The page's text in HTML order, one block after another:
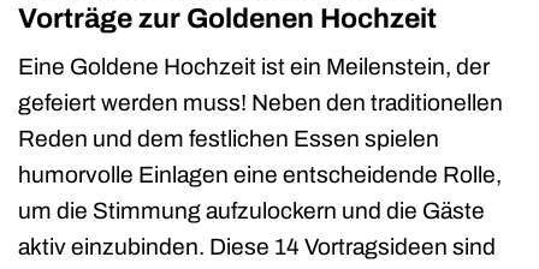
Vorträge zur Goldenen Hochzeit
Eine Goldene Hochzeit ist ein Meilenstein, der
gefeiert werden muss! Neben den traditionellen
Reden und dem festlichen Essen spielen
humorvolle Einlagen eine entscheidende Rolle,
um die Stimmung aufzulockern und die Gäste
aktiv einzubinden. Diese 14 Vortragsideen sind